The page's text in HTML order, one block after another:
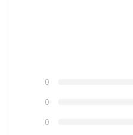
0
0
0